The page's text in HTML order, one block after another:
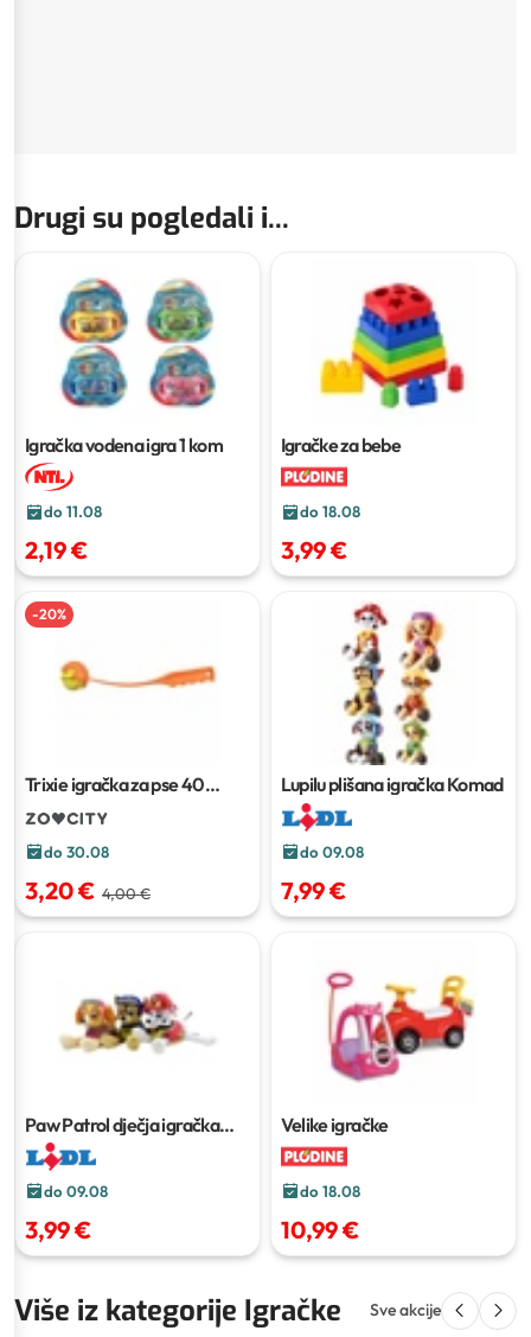
Drugi su pogledali i...
Igračka vodena igra1 kom
do 11.08
2,19 €
Igračke za bebe
do 18.08
3,99 €
-20%
Trixie igračka za pse40
do 30.08
3,20 € 4,00 €
Lupilu plišana igračkaKomad
do 09.08
7,99 €
Paw Patrol dječja igračka
Komad
do 09.08
3,99 €
Velike igračke
do 18.08
10,99 €
Više iz kategorije Igračke Sve akcije